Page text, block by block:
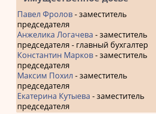
Павел Фролов- заместитель
председателя
Анжелика Логачева - заместитель
председателя - главный бухгалтер
Константин Марков- заместитель
председателя
Максим Похил - заместитель
председателя
Екатерина Кутыева - заместитель
председателя